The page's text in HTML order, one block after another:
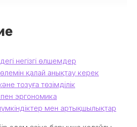
негізгі өлшемдер
қалай анықтау керек
тозуға төзімділік
эргономика
мен артықшылықтар